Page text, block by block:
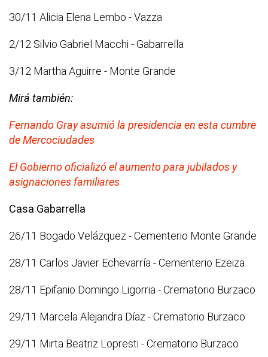
30/11 Alicia Elena Lembo - Vazza
2/12 Silvio Gabriel Macchi - Gabarrella
3/12 Martha Aguirre - Monte Grande
Mirá también:
Fernando Gray asumió la presidencia en esta cumbre
de Mercociudades
El Gobierno oficializó el aumento para jubilados y
asignaciones familiares
Casa Gabarrella
26/11 Bogado Velázquez - Cementerio Monte Grande
28/11 Carlos Javier Echevarría - Cementerio Ezeiza
28/11 Epifanio Domingo Ligorria - Crematorio Burzaco
29/11 Marcela Alejandra Díaz - Crematorio Burzaco
29/11 Mirta Beatriz Lopresti - Crematorio Burzaco